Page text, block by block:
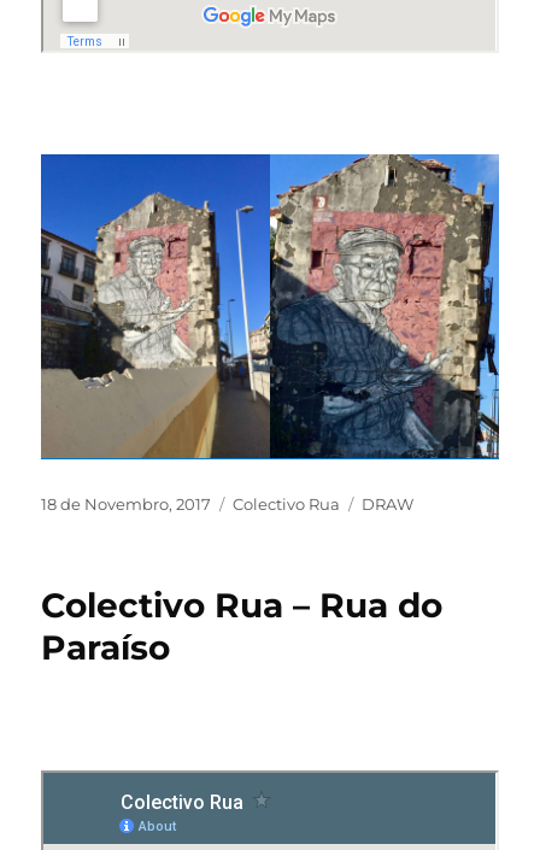
18 de Novembro, 2017 Colectivo Rua DRAW
Colectivo Rua – Rua do
Paraíso